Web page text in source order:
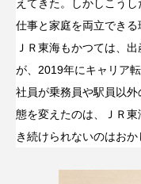
えてきた。しかしこう
仕事と家庭を両立できる
ＪＲ東海もかつては、
が、2019年にキャリア
社員が乗務員や駅員以
態を変えたのは、ＪＲ
き続けられないのはおか